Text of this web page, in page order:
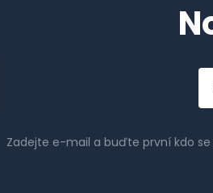
Zadejte e-mail a buďte první kdo